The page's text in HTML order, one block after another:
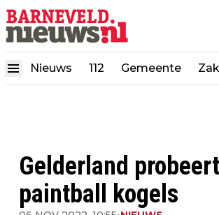
Nieuws 112 Gemeente
Gelderland
paintball kogels